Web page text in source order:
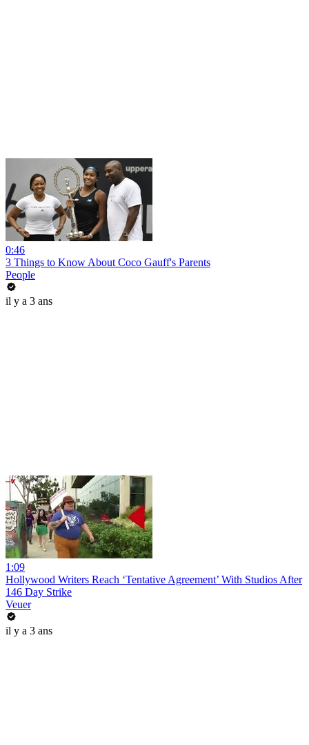
0:46
3 Things to Know About Coco Gauff's Parents
People
il y a 3 ans
1:09
Hollywood Writers Reach ‘Tentative Agreement’ With Studios After
146 Day Strike
Veuer
il y a 3 ans